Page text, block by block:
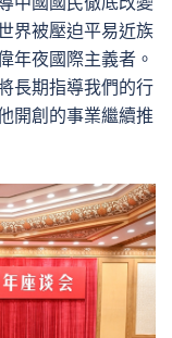
界被壓迫平易近族
年夜國際主義者。
長期指導我們的行
開創的事業繼續推